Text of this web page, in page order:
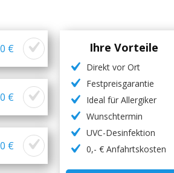
€
€
€
Ihre Vorteile
Direkt vor Ort
Festpreisgarantie
Ideal für Allergiker
Wunschtermin
UVC-Desinfektion
0,- € Anfahrtskosten